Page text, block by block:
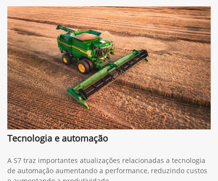
Tecnologia e automação
A S7 traz importantes atualizações relacionadas a tecnologia
de automação aumentando a performance, reduzindo custos